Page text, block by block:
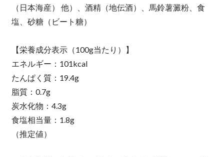
（日本海産） 他）、酒精（地伝酒）、馬鈴薯澱粉、食
塩、砂糖（ビート糖）
【栄養成分表示（100g当たり）】
エネルギー：101kcal
たんぱく質：19.4g
脂質：0.7g
炭水化物：4.3g
食塩相当量：1.8g
（推定値）